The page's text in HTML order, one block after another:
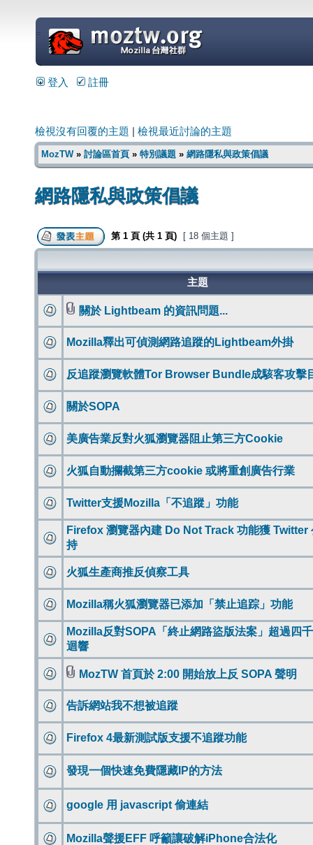
=
登入 註冊
檢視沒有回覆的主題 檢視最近討論的主題
MozTW» 討論區首頁 » 特別議題 » 網路隱私與政策倡議
網路隱私與政策倡議
第 1 頁 (共 1 頁) [ 18 個主題 ]
主題
關於 Lightbeam 的資訊問題...
Mozilla釋出可偵測網路追蹤的Lightbeam外掛
反追蹤瀏覽軟體Tor Browser Bundle成駭客攻擊
關於SOPA
美廣告業反對火狐瀏覽器阻止第三方Cookie
火狐自動攔截第三方cookie 或將重創廣告行業
Twitter支援Mozilla「不追蹤」功能
Firefox 瀏覽器內建 Do Not Track 功能獲 Twitter
持
火狐生產商推反偵察工具
Mozilla稱火狐瀏覽器已添加「禁止追踪」功能
Mozilla反對SOPA「終止網路盜版法案」超過四
迴響
MozTW 首頁於 2:00 開始放上反 SOPA 聲明
告訴網站我不想被追蹤
Firefox 4最新測試版支援不追蹤功能
發現一個快速免費隱藏IP的方法
google 用 javascript 偷連結
Mozilla聲援EFF 呼籲讓破解iPhone合法化